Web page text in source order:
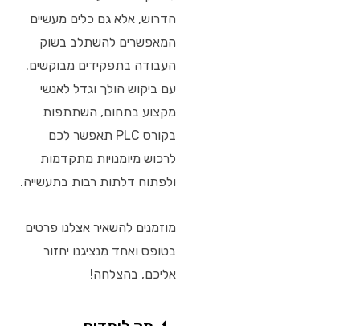
הדרוש, אלא גם כלים מעשיים
המאפשרים להשתלב בשוק
העבודה בתפקידים מבוקשים.
עם ביקוש הולך וגדל לאנשי
מקצוע בתחום, השתתפות
בקורס PLC תאפשר לכם
לרכוש מיומנויות מתקדמות
ולפתוח דלתות רבות בתעשייה.
מוזמנים להשאיר אצלנו פרטים
בטופס ואחד מנציגנו יחזור
אליכם, בהצלחה!